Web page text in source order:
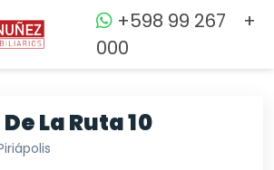
+598 99 267
000
+
La Ruta 10